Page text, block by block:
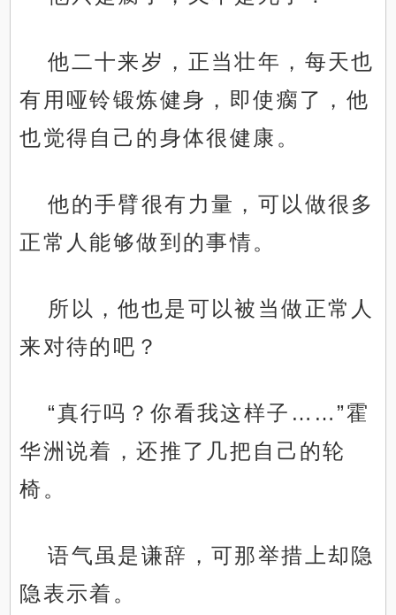
他二十来岁，正当壮年，每天也
有用哑铃锻炼健身，即使瘸了，他
也觉得自己的身体很健康。
他的手臂很有力量，可以做很多
正常人能够做到的事情。
所以，他也是可以被当做正常人
来对待的吧？
“真行吗？你看我这样子……”霍
华洲说着，还推了几把自己的轮
椅。
语气虽是谦辞，可那举措上却隐
隐表示着。